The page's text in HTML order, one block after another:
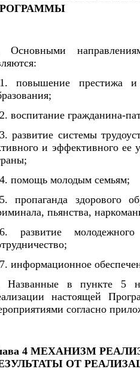
Основными
повышение престижа и
воспитание гражданина-
развитие системы
и эффективного ее
помощь молодым семьям;
пропаганда здорового
пьянства,
развитие
информационное
Названные в пункте 5
настоящей
согласно
4 МЕХАНИЗМ
ОТ